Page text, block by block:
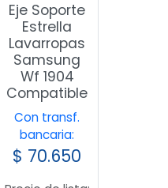
Eje Soporte
Estrella
Lavarropas
Samsung
Wf 1904
Compatible
Con transf.
bancaria:
$ 70.650